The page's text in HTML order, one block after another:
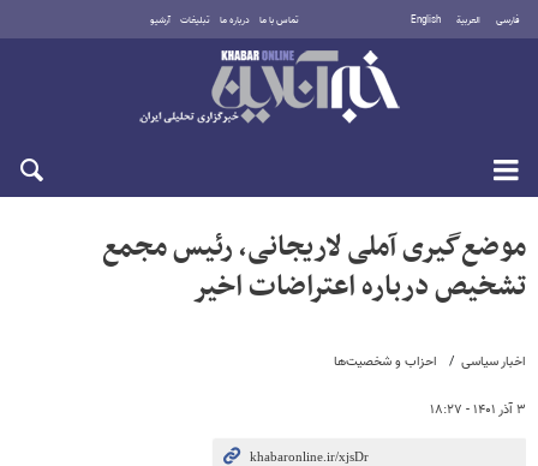
فارسی العربية English تماس با ما درباره ما تبلیغات آرشیو
جمعه ۱۶ مرداد ۱۴۰۵
اخبار سیاسی احزاب و شخصیت‌ها
۳ آذر ۱۴۰۱ - ۱۸:۲۷
موضع‌گیری آملی لاریجانی، رئیس مجمع
تشخیص درباره اعتراضات اخیر